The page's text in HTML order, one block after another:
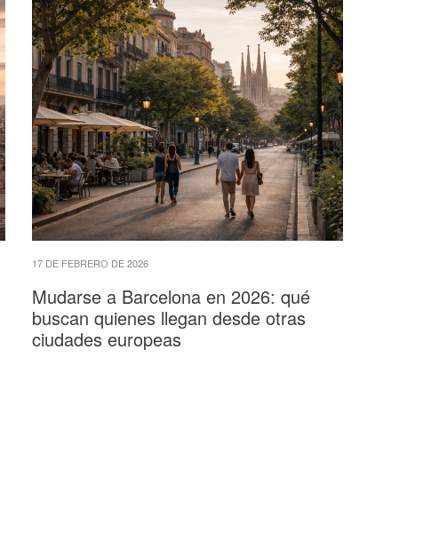
17 DE FEBRERO DE 2026
Mudarse a Barcelona en 2026: qué
buscan quienes llegan desde otras
ciudades europeas